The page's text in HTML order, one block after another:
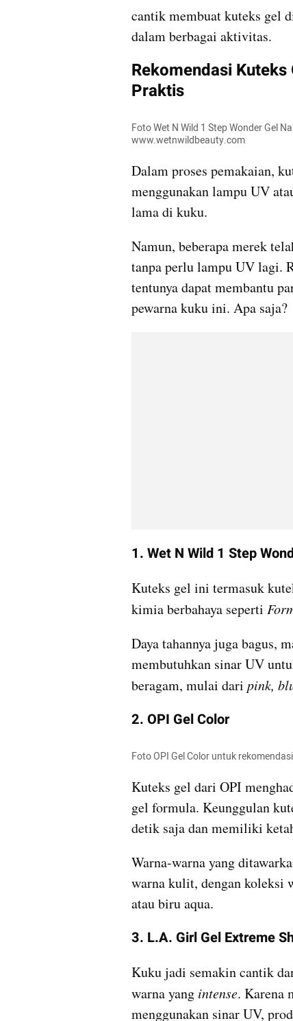
cantik membuat kuteks gel
dalam berbagai aktivitas.
Rekomendasi
Praktis
Foto Wet N Wild 1 Step Wonder Gel
www.wetnwildbeauty.com
Dalam proses pemakaian,
menggunakan lampu UV
lama di kuku.
Namun, beberapa merek
tanpa perlu lampu UV lagi.
tentunya dapat membantu
pewarna kuku ini. Apa saja?
1. Wet N Wild 1 Step
Kuteks gel ini termasuk
kimia berbahaya seperti
Daya tahannya juga bagus,
membutuhkan sinar UV
beragam, mulai dari pink,
2. OPI Gel Color
Foto OPI Gel Color untuk
Kuteks gel dari OPI
gel formula. Keunggulan
detik saja dan memiliki
Warna-warna yang
warna kulit, dengan koleksi
atau biru aqua.
3. L.A. Girl Gel Extreme
Kuku jadi semakin cantik
warna yang intense. Karena
menggunakan sinar UV,